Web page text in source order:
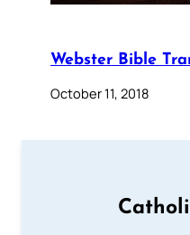
Webster Bible
October 11, 2018